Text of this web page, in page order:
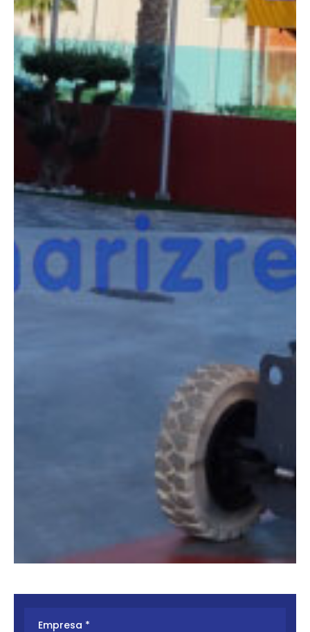
COMPARADOR
¿Tienes dudas a la hora de elegir la máquina que
necesitas?
Compara esta y otras máquinas desde el siguiente botón o ponte
en contacto con nosotros para un asesoramiento más personal.
¿Te interesa
esta máquina?
Rellena este formulario y recibiremos tu solicitud
sobre esta máquina para ponernos en contacto
directo contigo.